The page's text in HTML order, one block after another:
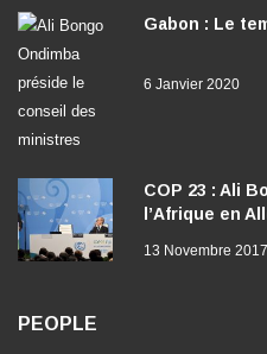
Gabon : Le
6 Janvier 2020
COP 23 : Ali
l’Afrique en
13 Novembre 2017
PEOPLE